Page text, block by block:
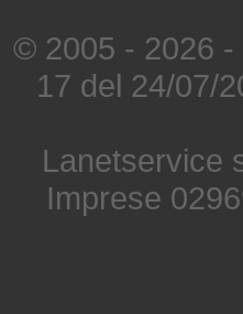
© 2005 - 2026
17 del 24/07/
Lanetservice
Imprese